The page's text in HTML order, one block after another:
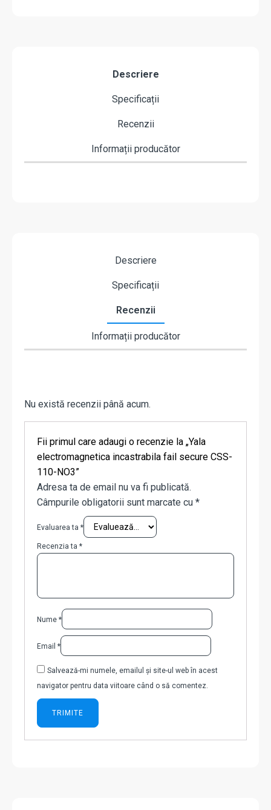
Descriere
Specificații
Recenzii
Informații producător
Descriere
Specificații
Recenzii
Informații producător
Nu există recenzii până acum.
Fii primul care adaugi o recenzie la „Yala
electromagnetica incastrabila fail secure CSS-
110-NO3”
Adresa ta de email nu va fi publicată.
Câmpurile obligatorii sunt marcate cu *
Evaluarea ta *
Recenzia ta *
Nume *
Email *
Salvează-mi numele, emailul și site-ul web în acest
navigator pentru data viitoare când o să comentez.